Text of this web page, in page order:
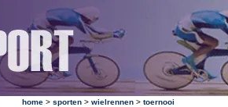
home > sporten > wielrennen > toernooi